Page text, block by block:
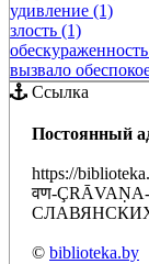
удивление (1)
злость (1)
вызвало
Ссылка
Постоянный
https://
वण-
© biblioteka.by